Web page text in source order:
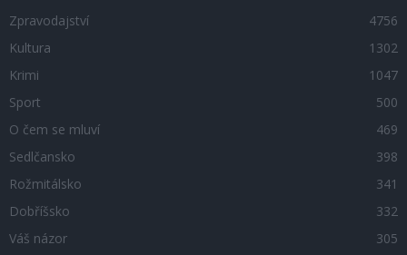
Zpravodajství
4756
Kultura
1302
Krimi
1047
Sport
500
O čem se mluví
469
Sedlčansko
398
Rožmitálsko
341
Dobříšsko
332
Váš názor
305